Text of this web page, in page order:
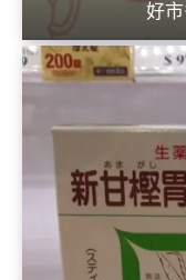
好